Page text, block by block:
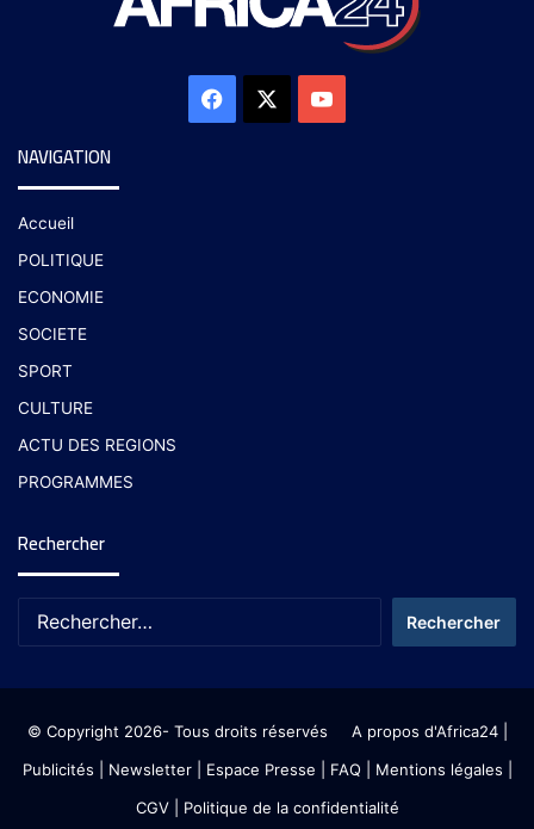
NAVIGATION
Accueil
POLITIQUE
ECONOMIE
SOCIETE
SPORT
CULTURE
ACTU DES REGIONS
PROGRAMMES
Rechercher
© Copyright 2026- Tous droits réservés A propos d'Africa24|
Publicités
Newsletter| Espace Presse | FAQ | Mentions légales
CGV| Politique de la confidentialité